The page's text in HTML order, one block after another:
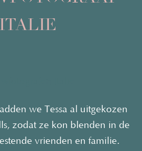
ITALIE
we Tessa al uitgekozen
zodat ze kon blenden in de
vrienden en familie.